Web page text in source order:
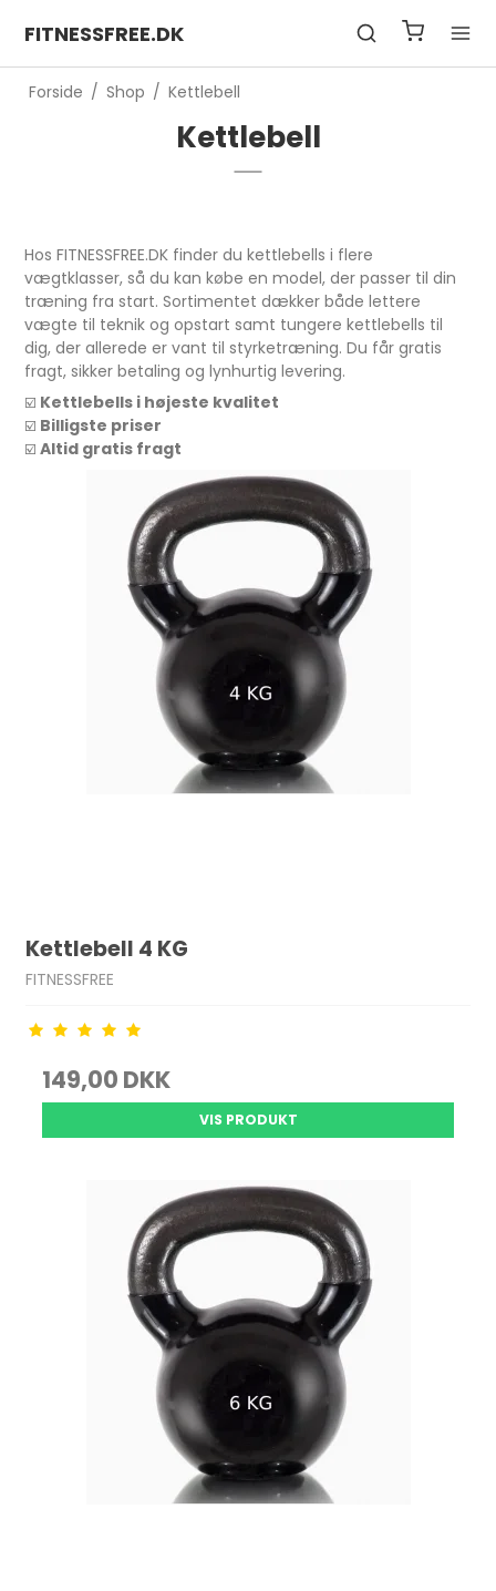
FITNESSFREE.DK
Forside / Shop / Kettlebell
Kettlebell
Hos FITNESSFREE.DK finder du kettlebells i flere
vægtklasser, så du kan købe en model, der passer til din
træning fra start. Sortimentet dækker både lettere
vægte til teknik og opstart samt tungere kettlebells til
dig, der allerede er vant til styrketræning. Du får gratis
fragt, sikker betaling og lynhurtig levering.
☑️ Kettlebells i højeste kvalitet
☑️ Billigste priser
☑️ Altid gratis fragt
Kettlebell 4 KG
FITNESSFREE
149,00 DKK
VIS PRODUKT